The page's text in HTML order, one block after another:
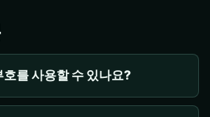
를 사용할 수 있나요?